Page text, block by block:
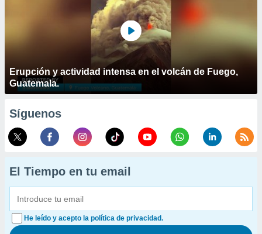
Erupción y actividad intensa en el volcán de Fuego,
Guatemala.
Síguenos
El Tiempo en tu email
He leído y acepto la política de privacidad.